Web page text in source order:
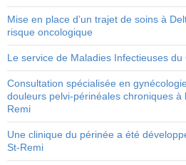
Mise en place d’un trajet de soins à
risque oncologique
Le service de Maladies Infectieuses du
Consultation spécialisée en
douleurs pelvi-périnéales chroniques à
Remi
Une clinique du périnée a été
St-Remi